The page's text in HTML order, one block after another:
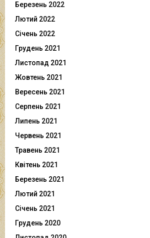
Березень 2022
Лютий 2022
Січень 2022
Грудень 2021
Листопад 2021
Жовтень 2021
Вересень 2021
Серпень 2021
Липень 2021
Червень 2021
Травень 2021
Квітень 2021
Березень 2021
Лютий 2021
Січень 2021
Грудень 2020